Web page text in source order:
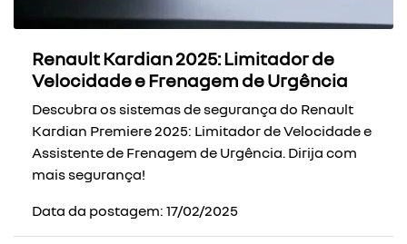
Renault Kardian 2025: Limitador de
Velocidade e Frenagem de Urgência
Descubra os sistemas de segurança do Renault
Kardian Premiere 2025: Limitador de Velocidade e
Assistente de Frenagem de Urgência. Dirija com
mais segurança!
Data da postagem: 17/02/2025